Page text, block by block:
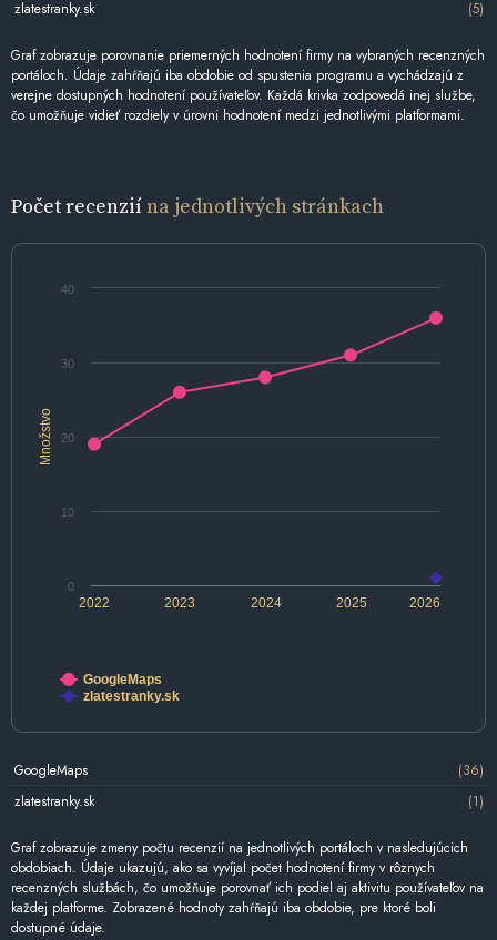
zlatestranky.sk (5)
Graf zobrazuje porovnanie priemerných hodnotení firmy na vybraných recenzných
portáloch. Údaje zahŕňajú iba obdobie od spustenia programu a vychádzajú z
verejne dostupných hodnotení používateľov. Každá krivka zodpovedá inej službe,
čo umožňuje vidieť rozdiely v úrovni hodnotení medzi jednotlivými platformami.
Počet recenziína jednotlivých stránkach
Množstvo
2022 2024 2026
2023 2025
0
10
20
30
40
GoogleMaps
zlatestranky.sk
GoogleMaps
(36)
zlatestranky.sk
(1)
Graf zobrazuje zmeny počtu recenzií na jednotlivých portáloch v nasledujúcich
obdobiach. Údaje ukazujú, ako sa vyvíjal počet hodnotení firmy v rôznych
recenzných službách, čo umožňuje porovnať ich podiel aj aktivitu používateľov na
každej platforme. Zobrazené hodnoty zahŕňajú iba obdobie, pre ktoré boli
dostupné údaje.